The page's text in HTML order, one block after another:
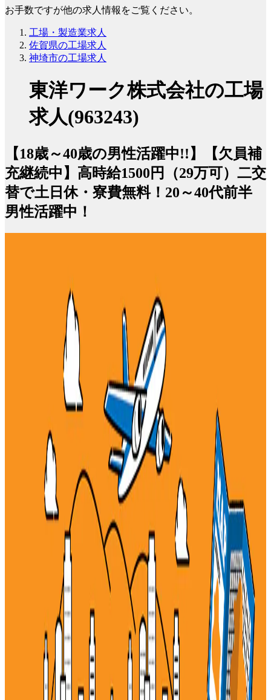
お手数ですが他の求人情報をご覧ください。
工場・製造業求人
佐賀県の工場求人
神埼市の工場求人
東洋ワーク株式会社の工場
求人(963243)
【18歳～40歳の男性活躍中!!】【欠員補
充継続中】高時給1500円（29万可）二交
替で土日休・寮費無料！20～40代前半
男性活躍中！